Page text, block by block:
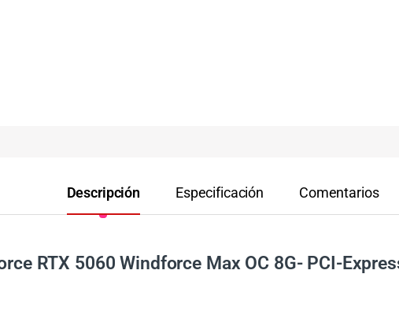
Descripción Especificación Comentarios
RTX 5060 Windforce Max OC 8G- PCI-